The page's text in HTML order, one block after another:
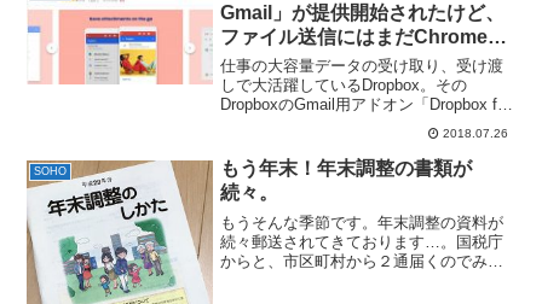
Gmail」が提供開始されたけど、
ファイル送信にはまだChromeの
機能拡張「Gmail 版 Dropbox」
が必要だった。
仕事の大容量データの受け取り、受け渡
しで大活躍しているDropbox。その
DropboxのGmail用アドオン「Dropbox for
Gmail」がリリースされました。Get
things done faster with the Dro...
2018.07.26
SOHO
もう年末！年末調整の書類が
続々。
もうそんな季節です。年末調整の資料が
続々郵送されてきております…。国税庁
からと、市区町村から２通届くのでみな